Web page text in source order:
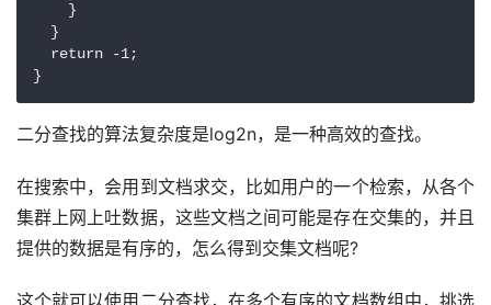
    }
  }
  return -1;
二分查找的算法复杂度是log2n，是一种高效的查找。
在搜索中，会用到文档求交，比如用户的一个检索，从各个
集群上网上吐数据，这些文档之间可能是存在交集的，并且
提供的数据是有序的，怎么得到交集文档呢?
这个就可以使用二分查找，在多个有序的文档数组中，挑选